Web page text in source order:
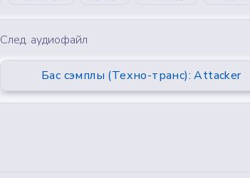
След. аудиофайл
Бас сэмплы (Техно-транс): Attacker